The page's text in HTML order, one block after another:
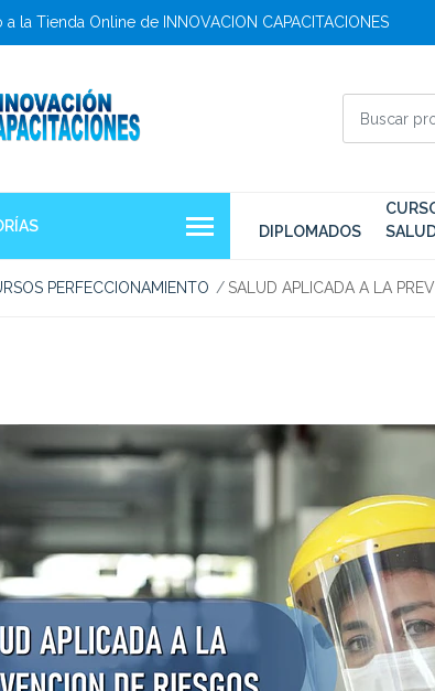
a la Tienda Online de INNOVACION CAPACITACIONES
DIPLOMADOS
PERFECCIONAMIENTO SALUD APLICADA A LA